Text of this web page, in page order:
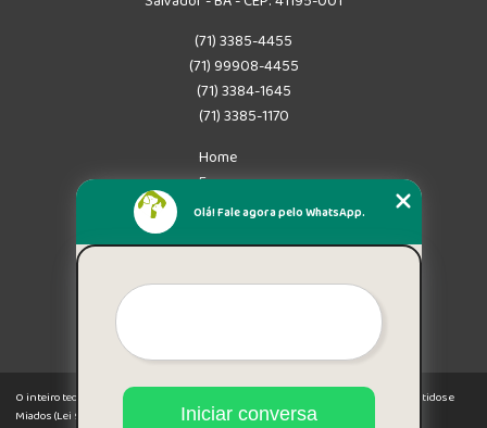
(71) 3385-4455
(71) 99908-4455
(71) 3384-1645
(71) 3385-1170
Home
Empresa
Missão
Mapa do site
O inteiro teor deste site está sujeito à proteção de direitos autorais. Copyright© Latidos e
Miados (Lei 9610 de 19/02/1998)
Olá! Fale agora pelo WhatsApp.
Iniciar conversa